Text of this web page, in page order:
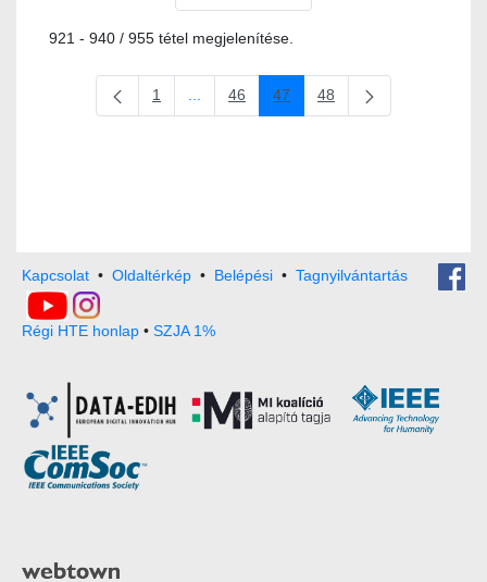
921 - 940 / 955 tétel megjelenítése.
Oldal
1 ...Köztes oldalak Navigáljon a TAB
Oldal
46 Oldal
47 Oldal
48
Kapcsolat • Oldaltérkép • Belépési • Tagnyilvántartás
Régi HTE honlap • SZJA 1%